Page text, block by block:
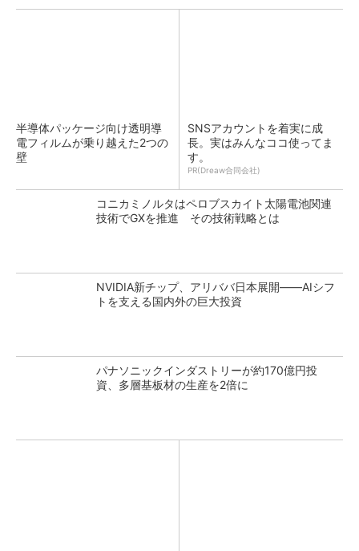
半導体パッケージ向け透明導
電フィルムが乗り越えた2つの
壁
SNSアカウントを着実に成
長。実はみんなココ使ってま
す。
PR(Dreaw合同会社)
コニカミノルタはペロブスカイト太陽電池関連
技術でGXを推進 その技術戦略とは
NVIDIA新チップ、アリババ日本展開――AIシフ
トを支える国内外の巨大投資
パナソニックインダストリーが約170億円投
資、多層基板材の生産を2倍に